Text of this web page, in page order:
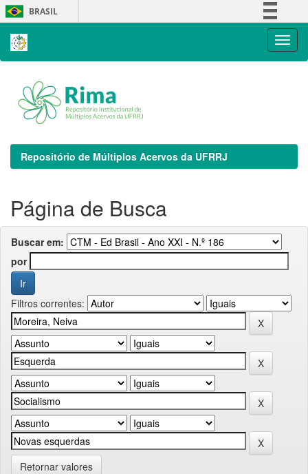
Skip
navigation
BRASIL
Repositório de Múltiplos Acervos da UFRRJ
Página de Busca
Buscar em:
por
Filtros correntes:
Retornar valores